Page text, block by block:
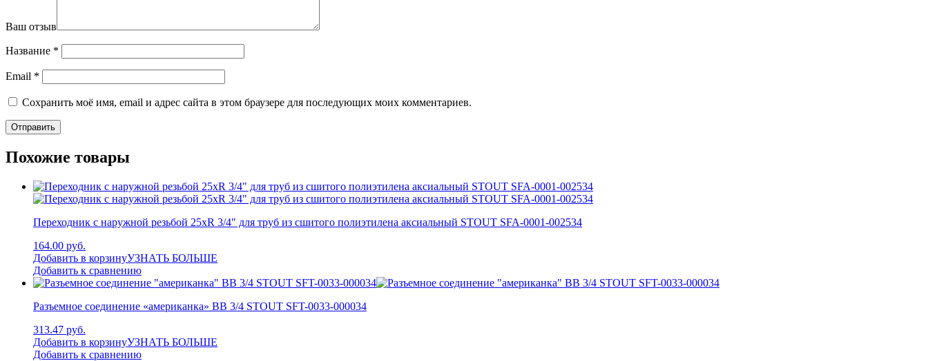
Ваш отзыв
Название *
Email *
Сохранить моё имя, email и адрес сайта в этом браузере для последующих моих комментариев.
Похожие товары
Переходник с наружной резьбой 25xR 3/4″ для труб из сшитого полиэтилена аксиальный STOUT SFA-0001-002534
164.00 руб.
Добавить в корзинуУЗНАТЬ БОЛЬШЕ
Добавить к сравнению
Разъемное соединение «американка» ВB 3/4 STOUT SFT-0033-000034
313.47 руб.
Добавить в корзинуУЗНАТЬ БОЛЬШЕ
Добавить к сравнению